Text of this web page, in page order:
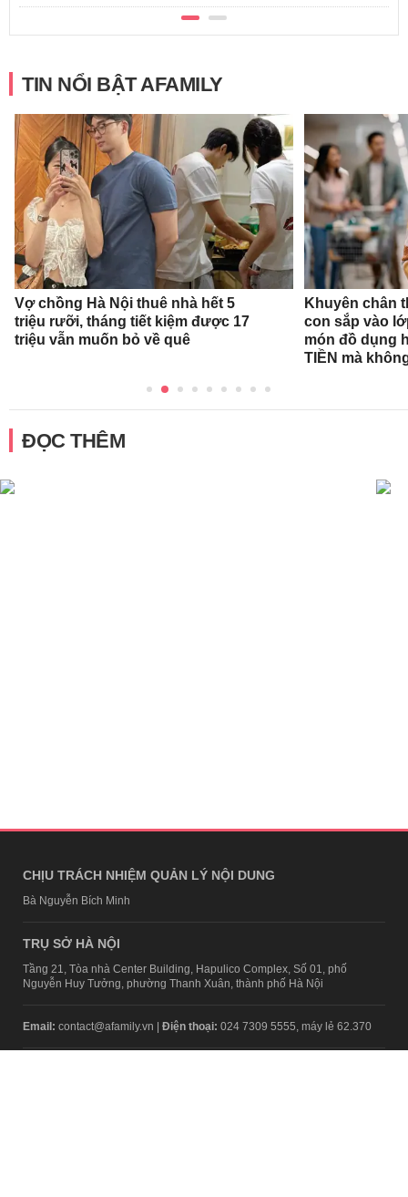
TIN NỔI BẬT AFAMILY
Vợ chồng Hà Nội thuê nhà hết 5
triệu rưỡi, tháng tiết kiệm được 17
triệu vẫn muốn bỏ về quê
Khuyên chân
con sắp vào
món đồ dụng
TIỀN mà
ĐỌC THÊM
CHỊU TRÁCH NHIỆM QUẢN LÝ NỘI DUNG
Bà Nguyễn Bích Minh
TRỤ SỞ HÀ NỘI
Tầng 21, Tòa nhà Center Building, Hapulico Complex, Số 01, phố
Nguyễn Huy Tưởng, phường Thanh Xuân, thành phố Hà Nội
Email: contact@afamily.vn | Điện thoại: 024 7309 5555, máy lẻ 62.370